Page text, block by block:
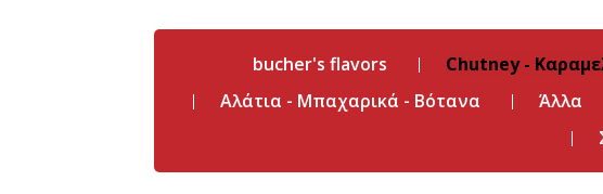
bucher's flavors Chutney -
Αλάτια - Μπαχαρικά - Βότανα
Άλλα